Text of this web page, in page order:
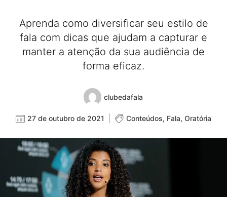
Aprenda como diversificar seu estilo de
fala com dicas que ajudam a capturar e
manter a atenção da sua audiência de
forma eficaz.
clubedafala
27 de outubro de 2021 Conteúdos, Fala, Oratória